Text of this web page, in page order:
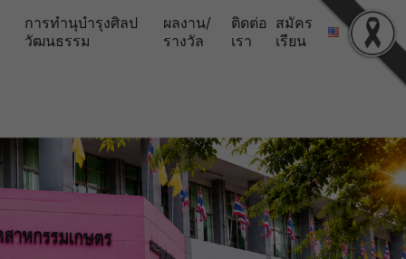
การทำนุบำรุงศิลป
วัฒนธรรม
ผลงาน/
รางวัล
ติดต่อ
เรา
สมัคร
เรียน